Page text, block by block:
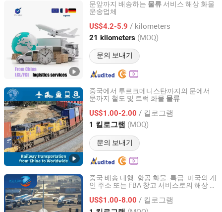
문앞까지 배송하는 물류 서비스 해상 화물
운송업체
US$4.2-5.9 / kilometers
21 kilometers (MOQ)
문의 보내기
Changsha Tranbay Supply Chain Co., Ltd.
Hunan, China 이후 2025
중국에서 투르크메니스탄까지의 문에서
문까지 철도 및 트럭 화물 물류
US$1.00-2.00 / 킬로그램
1 킬로그램 (MOQ)
문의 보내기
Shenzhen Best Service(BSW) International Logistics Co.,
LTD
Guangdong, China 이후 2012
중국 배송 대행. 항공 화물. 특급. 미국의 개
인 주소 또는 FBA 창고 서비스로의 해상
US$1.00-8.00 / 킬로그램
Shenzhen Vodafone International Freight Forwarding Co.,
Ltd.